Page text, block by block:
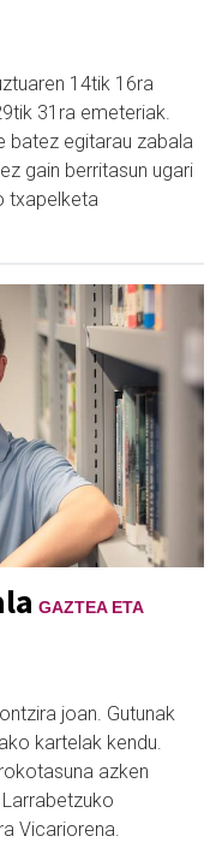
14tik 16ra
31ra emeteriak.
batez egitarau zabala
gain berritasun ugari
txapelketa
GAZTEA ETA
joan. Gutunak
kartelak kendu.
azken
Vicariorena.